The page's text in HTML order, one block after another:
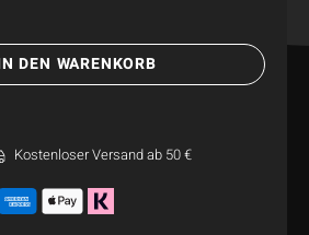
DEN WARENKORB
Kostenloser Versand ab 50 €